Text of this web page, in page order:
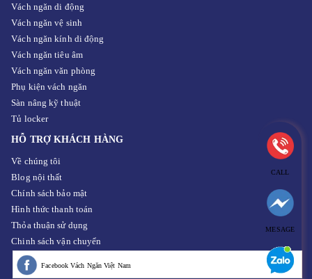
Vách ngăn di động
Vách ngăn vệ sinh
Vách ngăn kính di động
Vách ngăn tiêu âm
Vách ngăn văn phòng
Phụ kiện vách ngăn
Sàn nâng kỹ thuật
Tủ locker
HỖ TRỢ KHÁCH HÀNG
Về chúng tôi
Blog nội thất
Chính sách bảo mật
Hình thức thanh toán
Thỏa thuận sử dụng
Chinh sách vận chuyển
Facebook Vách Ngăn Việt Nam
CALL
MESAGE